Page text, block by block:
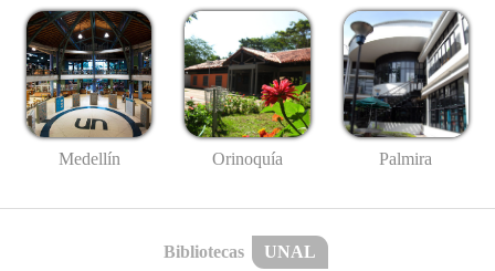
Medellín Orinoquía Palmira
Bibliotecas UNAL